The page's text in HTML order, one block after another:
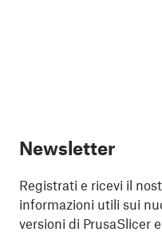
Newsletter
Registrati e ricevi il
informazioni utili sui
versioni di PrusaSlicer